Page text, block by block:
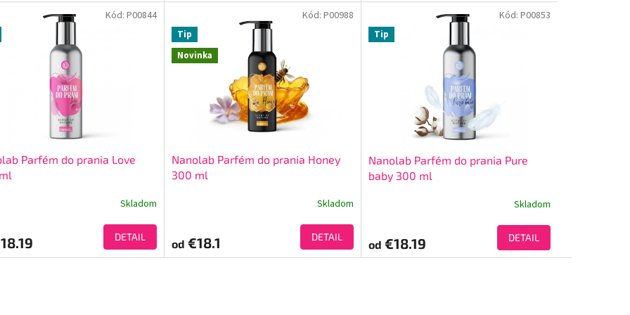
Parfém do prania Love
Skladom
DETAIL
Kód:P00844
Novinka
Tip
Nanolab Parfém do prania Honey
300 ml
Skladom
od €18.1 DETAIL
Kód: P00988
Tip
Nanolab Parfém do prania Pure
baby 300 ml
Skladom
od €18.19 DETAIL
Kód: P00853